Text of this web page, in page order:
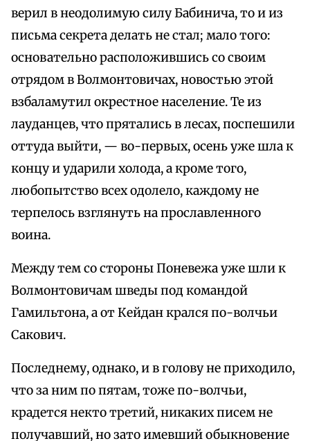
верил в неодолимую силу Бабинича, то и из
письма секрета делать не стал; мало того:
основательно расположившись со своим
отрядом в Волмонтовичах, новостью этой
взбаламутил окрестное население. Те из
лауданцев, что прятались в лесах, поспешили
оттуда выйти, — во-первых, осень уже шла к
концу и ударили холода, а кроме того,
любопытство всех одолело, каждому не
терпелось взглянуть на прославленного
воина.
Между тем со стороны Поневежа уже шли к
Волмонтовичам шведы под командой
Гамильтона, а от Кейдан крался по-волчьи
Сакович.
Последнему, однако, и в голову не приходило,
что за ним по пятам, тоже по-волчьи,
крадется некто третий, никаких писем не
получавший, но зато имевший обыкновение